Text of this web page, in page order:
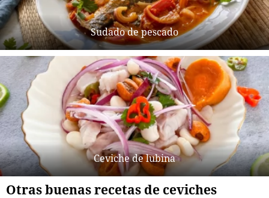
Sudado de pescado
Ceviche de lubina
Otras buenas recetas de ceviches